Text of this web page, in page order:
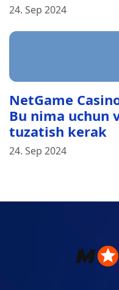
24. Sep 2024
NetGame
Bu nima uchun
tuzatish kerak
24. Sep 2024